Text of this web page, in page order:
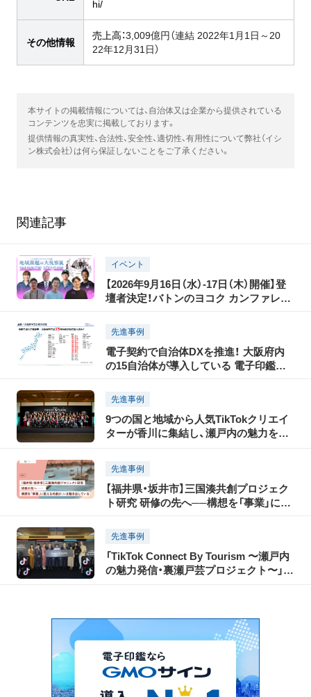
hi/
その他情報
売上高：3,009億円（連結 2022年1月1日～20
22年12月31日）
本サイトの掲載情報については、自治体又は企業から提供されている
コンテンツを忠実に掲載しております。
提供情報の真実性、合法性、安全性、適切性、有用性について弊社（イシ
ン株式会社）は何ら保証しないことをご了承ください。
関連記事
イベント
【2026年9月16日（水）-17日（木）開催】登
壇者決定！バトンのヨコク カンファレン
課題のピントとヒント
先進事例
電子契約で自治体DXを推進！ 大阪府内
の15自治体が導入している 電子印鑑
先進事例
9つの国と地域から人気TikTokクリエイ
ターが香川に集結し、瀬戸内の魅力を
Connect By Tourism 〜瀬戸内の魅力発
信・裏瀬戸芸プロジェクト〜」開催レポー
ト（前編）
先進事例
【福井県・坂井市】三国湊共創プロジェク
ト研究 研修の先へ──構想を「事業」に変
先進事例
「TikTok Connect By Tourism 〜瀬戸内
の魅力発信・裏瀬戸芸プロジェクト〜」開